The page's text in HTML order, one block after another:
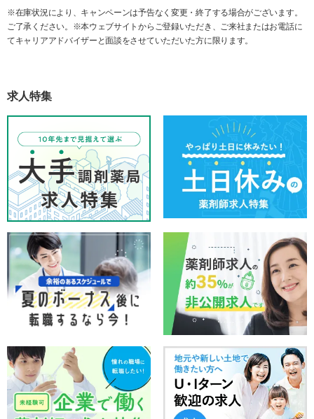
※在庫状況により、キャンペーンは予告なく変更・終了する場合がございます。
ご了承ください。※本ウェブサイトからご登録いただき、ご来社またはお電話に
てキャリアアドバイザーと面談をさせていただいた方に限ります。
求人特集